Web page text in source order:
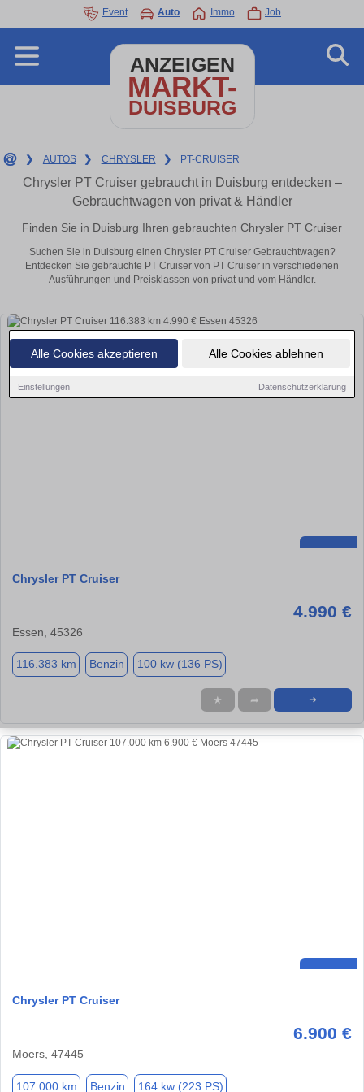
Alle Cookies akzeptieren Alle Cookies ablehnen
Einstellungen Datenschutzerklärung
Event Auto Immo Job
ANZEIGEN
MARKT-
DUISBURG
❯ AUTOS ❯ CHRYSLER ❯ PT-CRUISER
Chrysler PT Cruiser gebraucht in Duisburg entdecken –
Gebrauchtwagen von privat & Händler
Finden Sie in Duisburg Ihren gebrauchten Chrysler PT Cruiser
Suchen Sie in Duisburg einen Chrysler PT Cruiser Gebrauchtwagen?
Entdecken Sie gebrauchte PT Cruiser von PT Cruiser in verschiedenen
Ausführungen und Preisklassen von privat und vom Händler.
Chrysler PT Cruiser
4.990 €
Essen, 45326
116.383 km Benzin 100 kw (136 PS)
★ ➦ ➜
Chrysler PT Cruiser
6.900 €
Moers, 47445
107.000 km Benzin 164 kw (223 PS)